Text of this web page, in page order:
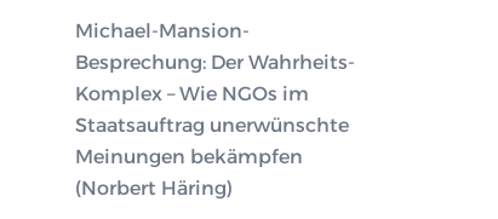
Michael-Mansion-
Besprechung: Der Wahrheits-
Komplex – Wie NGOs im
Staatsauftrag unerwünschte
Meinungen bekämpfen
(Norbert Häring)